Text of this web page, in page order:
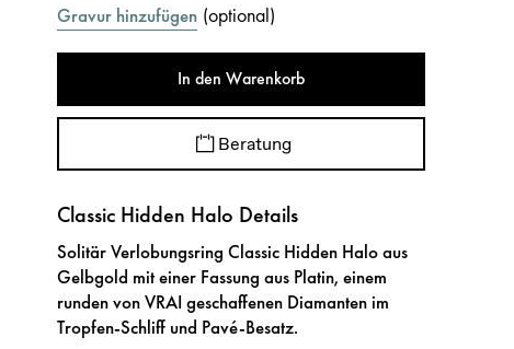
Gravur hinzufügen (optional)
In den Warenkorb
Beratung
Classic Hidden Halo Details
Solitär Verlobungsring Classic Hidden Halo aus
Gelbgold mit einer Fassung aus Platin, einem
runden von VRAI geschaffenen Diamanten im
Tropfen-Schliff und Pavé-Besatz.